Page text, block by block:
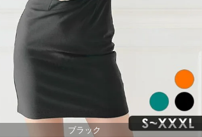
ブラック